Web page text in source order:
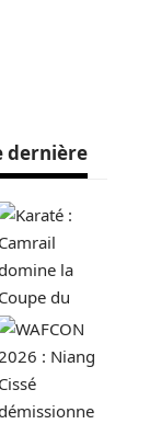
dernière